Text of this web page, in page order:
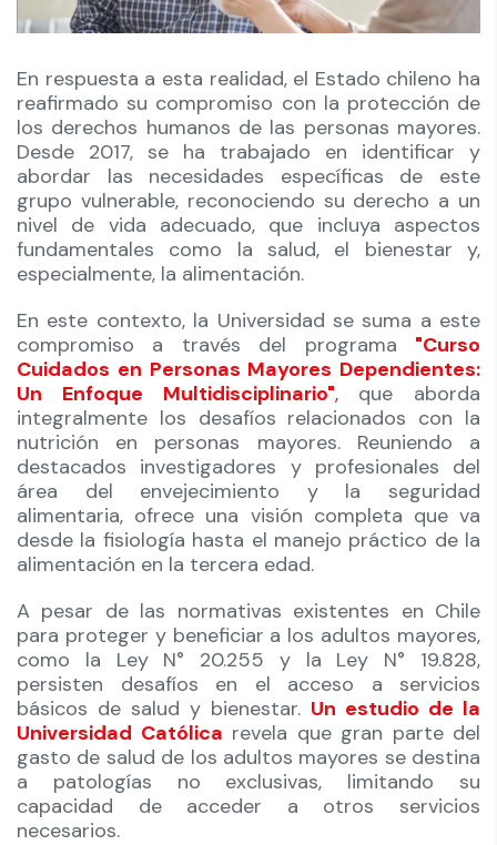
En respuesta a esta realidad, el Estado chileno ha
reafirmado su compromiso con la protección de
los derechos humanos de las personas mayores.
Desde 2017, se ha trabajado en identificar y
abordar las necesidades específicas de este
grupo vulnerable, reconociendo su derecho a un
nivel de vida adecuado, que incluya aspectos
fundamentales como la salud, el bienestar y,
especialmente, la alimentación.
En este contexto, la Universidad se suma a este
compromiso a través del programa "Curso
Cuidados en Personas Mayores Dependientes:
Un Enfoque Multidisciplinario", que aborda
integralmente los desafíos relacionados con la
nutrición en personas mayores. Reuniendo a
destacados investigadores y profesionales del
área del envejecimiento y la seguridad
alimentaria, ofrece una visión completa que va
desde la fisiología hasta el manejo práctico de la
alimentación en la tercera edad.
A pesar de las normativas existentes en Chile
para proteger y beneficiar a los adultos mayores,
como la Ley N° 20.255 y la Ley N° 19.828,
persisten desafíos en el acceso a servicios
básicos de salud y bienestar. Un estudio de la
Universidad Católica revela que gran parte del
gasto de salud de los adultos mayores se destina
a patologías no exclusivas, limitando su
capacidad de acceder a otros servicios
necesarios.